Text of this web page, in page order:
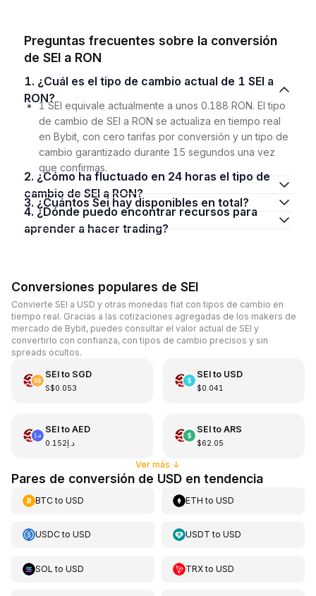
Preguntas frecuentes sobre la conversión
de SEI a RON
1. ¿Cuál es el tipo de cambio actual de 1 SEI a
RON?
1 SEI equivale actualmente a unos 0.188 RON. El tipo
de cambio de SEI a RON se actualiza en tiempo real
en Bybit, con cero tarifas por conversión y un tipo de
cambio garantizado durante 15 segundos una vez
que confirmas.
2. ¿Cómo ha fluctuado en 24 horas el tipo de
cambio de SEI a RON?
3. ¿Cuántos Sei hay disponibles en total?
4. ¿Dónde puedo encontrar recursos para
aprender a hacer trading?
Conversiones populares de SEI
Convierte SEI a USD y otras monedas fiat con tipos de cambio en
tiempo real. Gracias a las cotizaciones agregadas de los makers de
mercado de Bybit, puedes consultar el valor actual de SEI y
convertirlo con confianza, con tipos de cambio precisos y sin
spreads ocultos.
SEIto SGD
S$0.053
SEIto USD
$0.041
SEIto AED
د.إ0.152
SEIto ARS
$62.05
Ver más ↓
Pares de conversión de USD en tendencia
BTCto USD ETH toUSD
USDCto USD USDT toUSD
SOL to USD TRXtoUSD